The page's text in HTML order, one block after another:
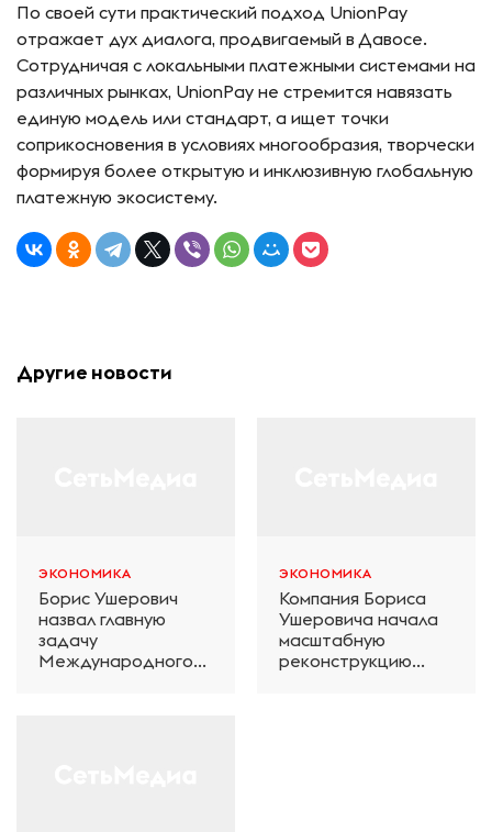
По своей сути практический подход UnionPay
отражает дух диалога, продвигаемый в Давосе.
Сотрудничая с локальными платежными системами на
различных рынках, UnionPay не стремится навязать
единую модель или стандарт, а ищет точки
соприкосновения в условиях многообразия, творчески
формируя более открытую и инклюзивную глобальную
платежную экосистему.
Другие новости
ЭКОНОМИКА
Борис Ушерович
назвал главную
задачу
Международного
ЭКОНОМИКА
Компания Бориса
Ушеровича начала
масштабную
реконструкцию